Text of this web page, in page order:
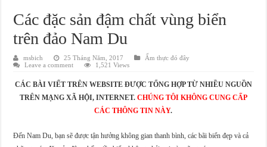
Các đặc sản đậm chất vùng biển
trên đảo Nam Du
msbich 25 Tháng Năm, 2017
Ẩm thực đó đây
Leave a comment
1,521 Views
CÁC BÀI VIẾT TRÊN WEBSITE ĐƯỢC TỔNG HỢP TỪ NHIỀU NGUỒN
TRÊN MẠNG XÃ HỘI, INTERNET. CHÚNG TÔI KHÔNG CUNG CẤP
CÁC THÔNG TIN NÀY.
Đến Nam Du, bạn sẽ được tận hưởng không gian thanh bình, các bãi biển đẹp và cả